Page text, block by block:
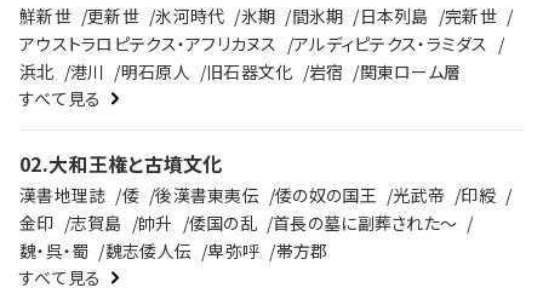
鮮新世 更新世 氷河時代 氷期 間氷期 日本列島
完新世
アウストラロピテクス・アフリカヌス
アルディピテクス・ラミダス
浜北
港川 明石原人 旧石器文化 岩宿
関東ローム層
すべて見る
02.大和王権と古墳文化
漢書地理誌 倭 後漢書東夷伝 倭の奴の国王 光武帝
印綬
金印
志賀島 帥升 倭国の乱
首長の墓に副葬された～
魏・呉・蜀
魏志倭人伝 卑弥呼
帯方郡
すべて見る